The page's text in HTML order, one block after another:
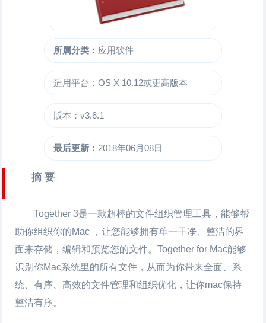
所属分类： 应用软件
适用平台：OS X 10.12或更高版本
版本：v3.6.1
最后更新： 2018年06月08日
摘 要
Together 3是一款超棒的文件组织管理工具，能够帮
助你组织你的Mac ，让您能够拥有单一干净、整洁的界
面来存储，编辑和预览您的文件。Together for Mac能够
识别你Mac系统里的所有文件，从而为你带来全面、系
统、有序、高效的文件管理和组织优化，让你mac保持
整洁有序。